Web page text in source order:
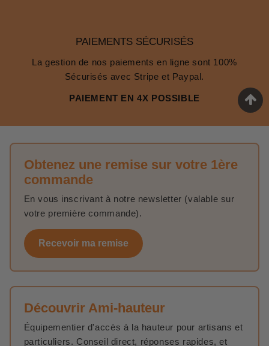
PAIEMENTS SÉCURISÉS
La gestion de nos paiements en ligne sont 100%
Sécurisés avec Stripe et Paypal.
PAIEMENT EN 4X POSSIBLE
Obtenez une remise sur votre 1ère
commande
En vous inscrivant à notre newsletter (valable sur
votre première commande).
Recevoir ma remise
Découvrir Ami-hauteur
Équipementier d'accès à la hauteur pour artisans et
particuliers. Conseil direct, réponses rapides, et